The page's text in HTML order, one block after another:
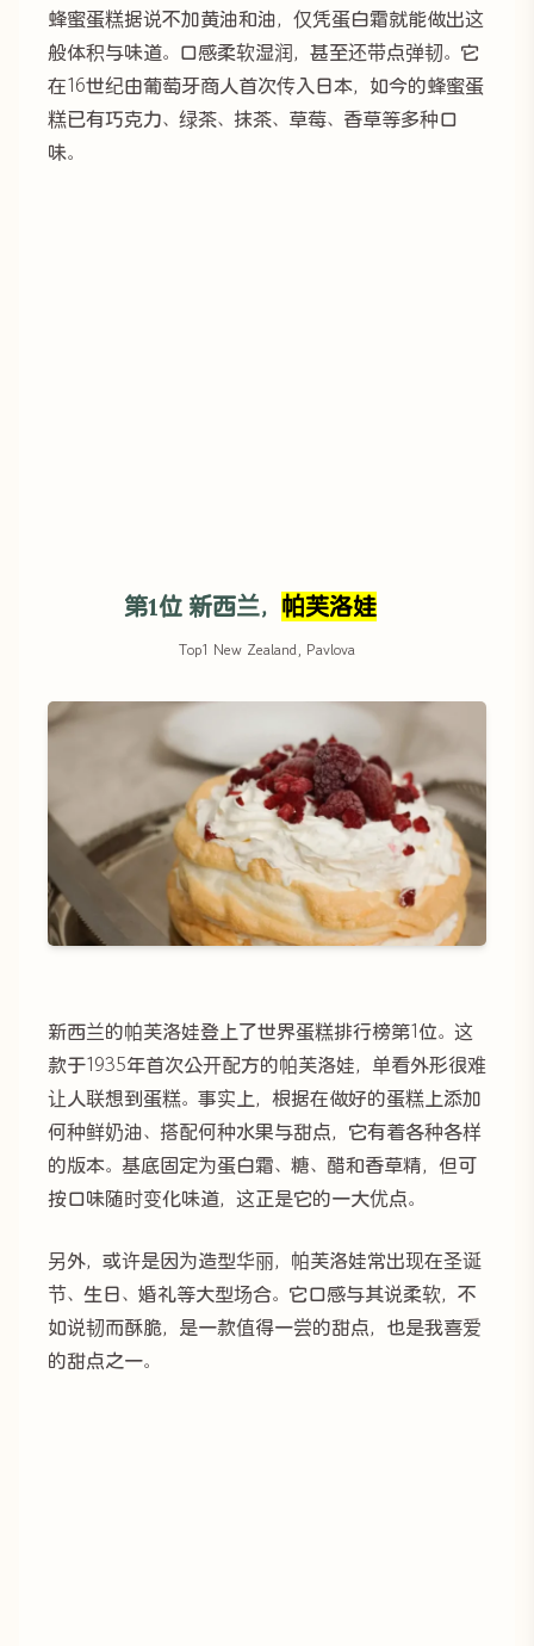
蜂蜜蛋糕据说不加黄油和油，仅凭蛋白霜就能做出这
般体积与味道。口感柔软湿润，甚至还带点弹韧。它
在16世纪由葡萄牙商人首次传入日本，如今的蜂蜜蛋
糕已有巧克力、绿茶、抹茶、草莓、香草等多种口
味。
第1位 新西兰， 帕芙洛娃
Top1 New Zealand, Pavlova
新西兰的帕芙洛娃登上了世界蛋糕排行榜第1位。这
款于1935年首次公开配方的帕芙洛娃，单看外形很难
让人联想到蛋糕。事实上，根据在做好的蛋糕上添加
何种鲜奶油、搭配何种水果与甜点，它有着各种各样
的版本。基底固定为蛋白霜、糖、醋和香草精，但可
按口味随时变化味道，这正是它的一大优点。
另外，或许是因为造型华丽，帕芙洛娃常出现在圣诞
节、生日、婚礼等大型场合。它口感与其说柔软，不
如说韧而酥脆，是一款值得一尝的甜点，也是我喜爱
的甜点之一。